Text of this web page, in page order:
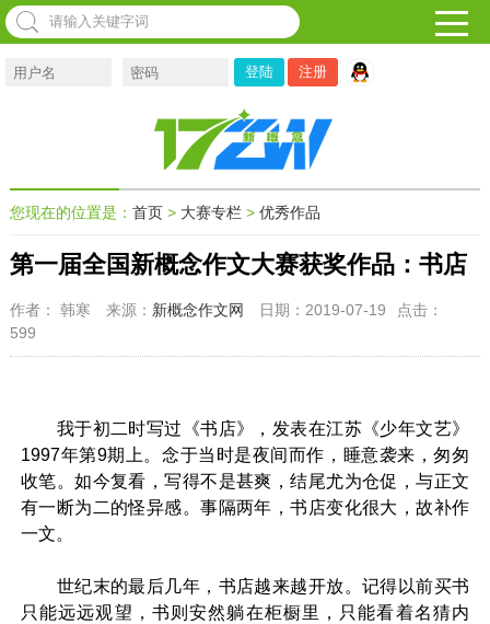
注册
您现在的位置是： 首页> 大赛专栏> 优秀作品
第一届全国新概念作文大赛获奖作品：书店
作者： 韩寒 来源： 新概念作文网 日期：2019-07-19
点击：
599
我于初二时写过《书店》，发表在江苏《少年文艺》
1997年第9期上。念于当时是夜间而作，睡意袭来，匆匆
收笔。如今复看，写得不是甚爽，结尾尤为仓促，与正文
有一断为二的怪异感。事隔两年，书店变化很大，故补作
一文。
世纪末的最后几年，书店越来越开放。记得以前买书
只能远远观望，书则安然躺在柜橱里，只能看着名猜内